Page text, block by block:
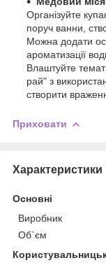
Організуйте
поруч ванни,
Можна додати
ароматизації
Влаштуйте
рай" з
створити
Приховати
Характеристики
Основні
Виробник
Об`єм